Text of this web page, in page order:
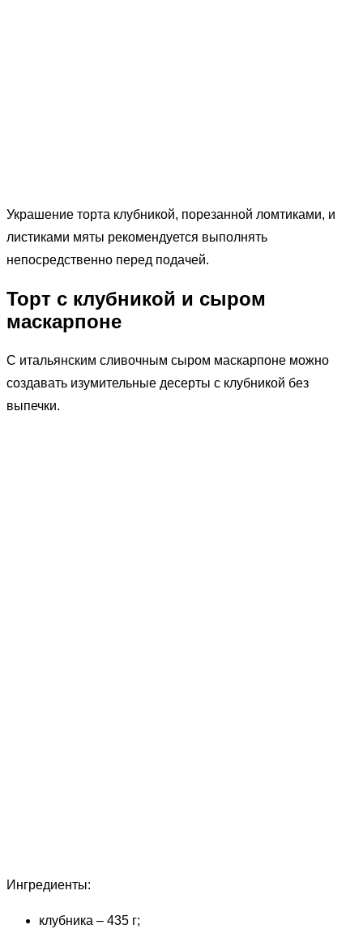
Украшение торта клубникой, порезанной ломтиками, и
листиками мяты рекомендуется выполнять
непосредственно перед подачей.
Торт с клубникой и сыром
маскарпоне
С итальянским сливочным сыром маскарпоне можно
создавать изумительные десерты с клубникой без
выпечки.
Ингредиенты:
клубника – 435 г;